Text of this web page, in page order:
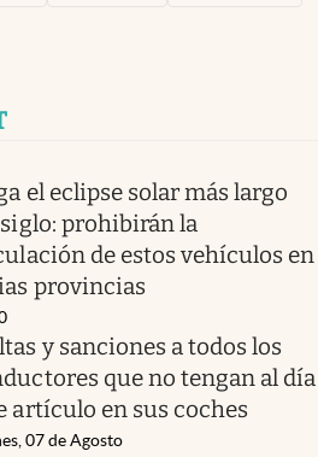
el eclipse solar más largo
prohibirán la
de estos vehículos en
provincias
y sanciones a todos los
que no tengan al día
artículo en sus coches
07 de Agosto